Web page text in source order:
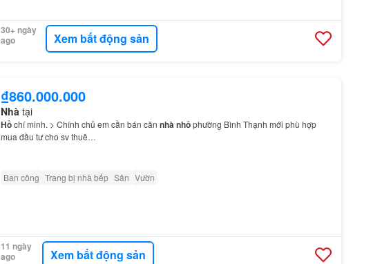
30+ ngày
ago
Xem bất động sản
₫860.000.000
Nhà tại
Hồchí minh. > Chính chủ em cần bán căn nhà nhỏphường Bình Thạnh mới phù hợp
mua đầu tư cho sv thuê…
Ban công Trang bị nhà bếp Sân Vườn
11 ngày
ago
Xem bất động sản